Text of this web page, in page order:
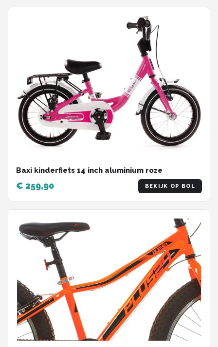
Baxi kinderfiets 14 inch aluminium roze
€ 259,90 BEKIJK OP BOL